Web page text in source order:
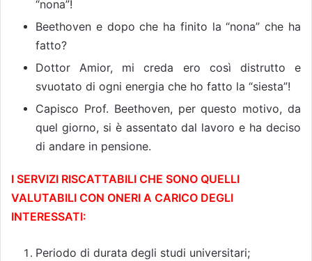
“nona”!
Beethoven e dopo che ha finito la “nona” che ha
fatto?
Dottor Amior, mi creda ero così distrutto e
svuotato di ogni energia che ho fatto la “siesta”!
Capisco Prof. Beethoven, per questo motivo, da
quel giorno, si è assentato dal lavoro e ha deciso
di andare in pensione.
I SERVIZI RISCATTABILI CHE SONO QUELLI
VALUTABILI CON ONERI A CARICO DEGLI
INTERESSATI:
Periodo di durata degli studi universitari;